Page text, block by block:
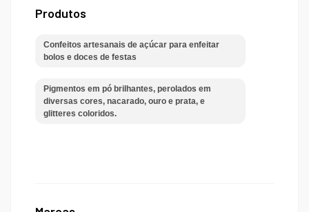
Produtos
Confeitos artesanais de açúcar para enfeitar
bolos e doces de festas
Pigmentos em pó brilhantes, perolados em
diversas cores, nacarado, ouro e prata, e
glitteres coloridos.